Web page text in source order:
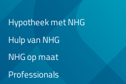
Hypotheek met NHG
Hulp van NHG
NHG op maat
Professionals